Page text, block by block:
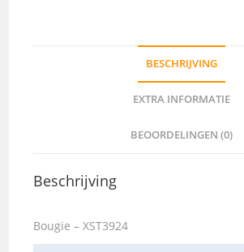
BESCHRIJVING
EXTRA INFORMATIE
BEOORDELINGEN (0)
Beschrijving
Bougie – XST3924